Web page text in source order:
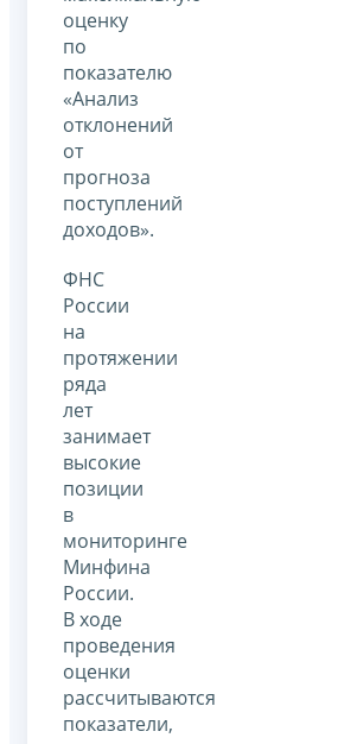
оценку
по
показателю
«Анализ
отклонений
от
прогноза
поступлений
доходов».
ФНС
России
на
протяжении
ряда
лет
занимает
высокие
позиции
в
мониторинге
Минфина
России.
В ходе
проведения
оценки
рассчитываются
показатели,